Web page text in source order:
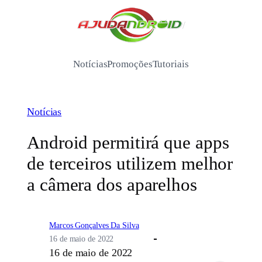
/
NotíciasPromoçõesTutoriais
Notícias
Android permitirá que apps
de terceiros utilizem melhor
a câmera dos aparelhos
Marcos Gonçalves Da Silva
16 de maio de 2022
16 de maio de 2022